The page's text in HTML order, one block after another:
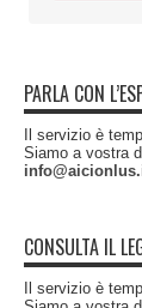
PARLA CON
Il servizio è
Siamo a vostra
CONSULTA IL
Il servizio è